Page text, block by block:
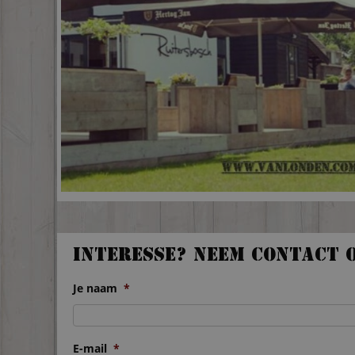
Interesse? Neem contact
Je naam *
E-mail *